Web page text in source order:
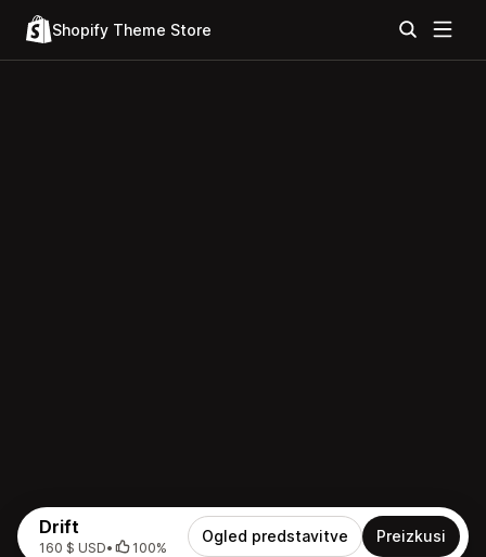
Shopify Theme Store
Drift
160 $ USD• 100%
Ogled predstavitve Preizkusi